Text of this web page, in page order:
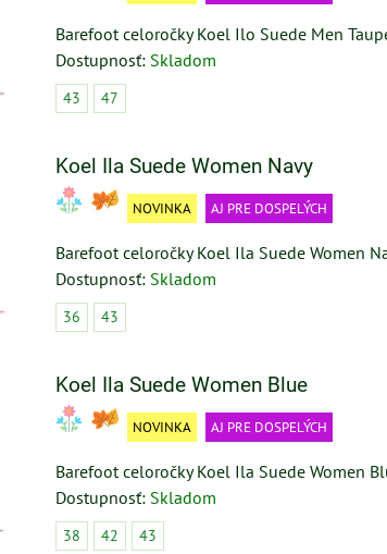
Barefoot celoročky Koel Ilo Suede Men
Dostupnosť: Skladom
43 47
Koel Ila Suede Women Navy
NOVINKA AJ PRE DOSPELÝCH
Barefoot celoročky Koel Ila Suede Women
Dostupnosť: Skladom
36 43
Koel Ila Suede Women Blue
NOVINKA AJ PRE DOSPELÝCH
Barefoot celoročky Koel Ila Suede Women
Dostupnosť: Skladom
38 42 43